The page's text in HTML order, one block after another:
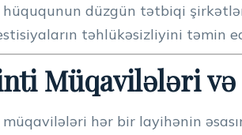
düzgün tətbiqi
təhlükəsizliyini təmin
Müqavilələri
hər bir layihənin